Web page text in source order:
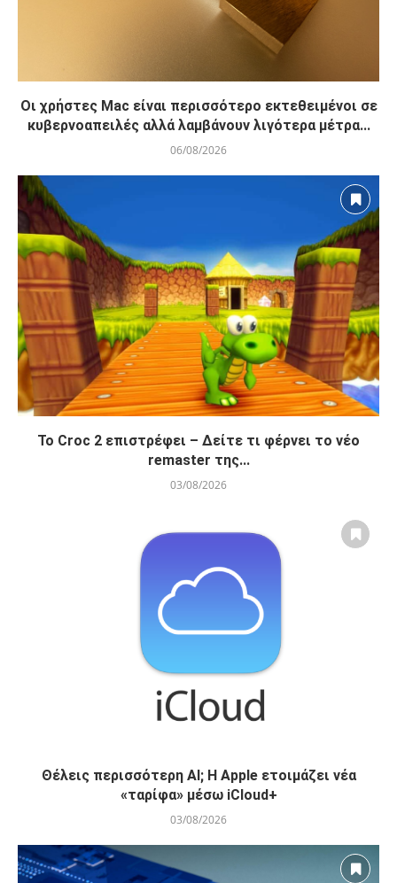
Οι χρήστες Mac είναι περισσότερο εκτεθειμένοι σε
κυβερνοαπειλές αλλά λαμβάνουν λιγότερα μέτρα...
06/08/2026
Το Croc 2 επιστρέφει – Δείτε τι φέρνει το νέο
remaster της...
03/08/2026
Θέλεις περισσότερη AI; Η Apple ετοιμάζει νέα
«ταρίφα» μέσω iCloud+
03/08/2026